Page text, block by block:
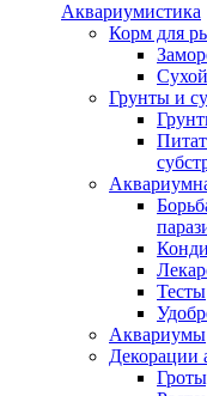
Аквариумистика
Корм для
Сухой
Грунты и
Тесты
Аквариумы
Декорации